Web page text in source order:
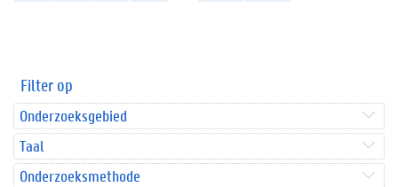
Filter op
Onderzoeksgebied
Taal
Onderzoeksmethode